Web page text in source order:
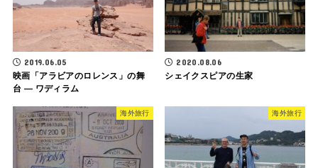
2019.06.05
映画「アラビアのロレンス」の舞
台 ― ワディラム
2020.08.06
シェイクスピアの生家
海外旅行 海外旅行